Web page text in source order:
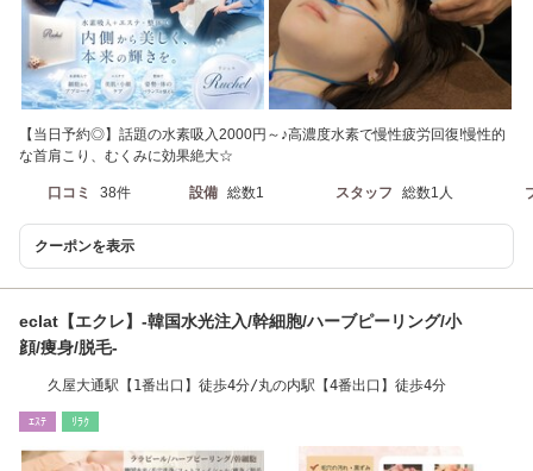
【当日予約◎】話題の水素吸入2000円～♪高濃度水素で慢性疲労回復!慢性的
な首肩こり、むくみに効果絶大☆
口コミ 38件 設備 総数1 スタッフ 総数1人
クーポンを表示
eclat【エクレ】-韓国水光注入/幹細胞/ハーブピーリング/小
顔/痩身/脱毛-
久屋大通駅【1番出口】徒歩4分/丸の内駅【4番出口】徒歩4分
ｴｽﾃ ﾘﾗｸ